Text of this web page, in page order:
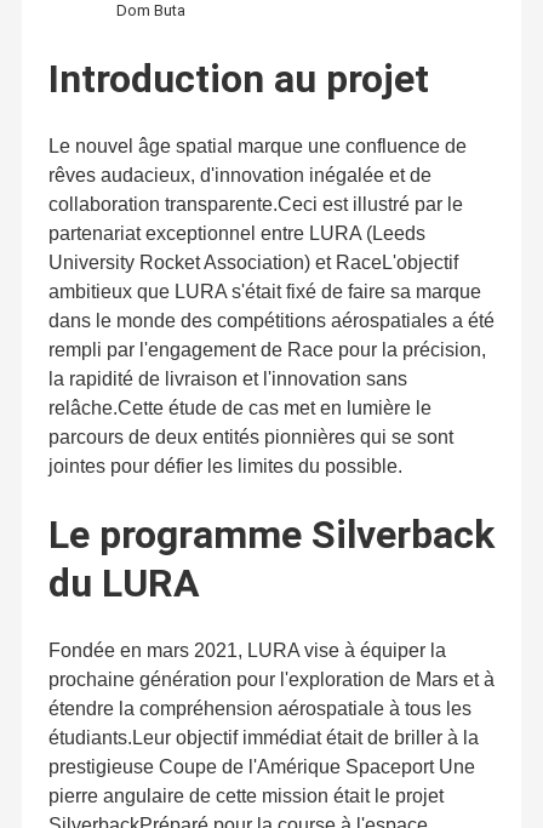
À La Maison Produits
À Propos De
Nous
Visite De
L'usine
Dom Buta
Introduction au projet
Le nouvel âge spatial marque une confluence de
rêves audacieux, d'innovation inégalée et de
collaboration transparente.Ceci est illustré par le
partenariat exceptionnel entre LURA (Leeds
University Rocket Association) et RaceL'objectif
ambitieux que LURA s'était fixé de faire sa marque
dans le monde des compétitions aérospatiales a été
rempli par l'engagement de Race pour la précision,
la rapidité de livraison et l'innovation sans
relâche.Cette étude de cas met en lumière le
parcours de deux entités pionnières qui se sont
jointes pour défier les limites du possible.
Le programme Silverback
du LURA
Fondée en mars 2021, LURA vise à équiper la
prochaine génération pour l'exploration de Mars et à
étendre la compréhension aérospatiale à tous les
étudiants.Leur objectif immédiat était de briller à la
prestigieuse Coupe de l'Amérique Spaceport Une
pierre angulaire de cette mission était le projet
La raceDepuis sa création le 22 juillet 2010, elle parcourt le
vaste paysage de la technologie thermique sous son logo Race.
Notre vision est de devenir un acteur de premier plan dans
l'industrie des solutions thermiques, en partenariat avec les
clients pour obtenir des résultats gagnant-gagnant.Race se
consacre à fournir à ses clients des solutions thermiques
complètes et innovantes, répondant à leurs divers besoins en
matière de dissipation de chaleur et d'esthétique.